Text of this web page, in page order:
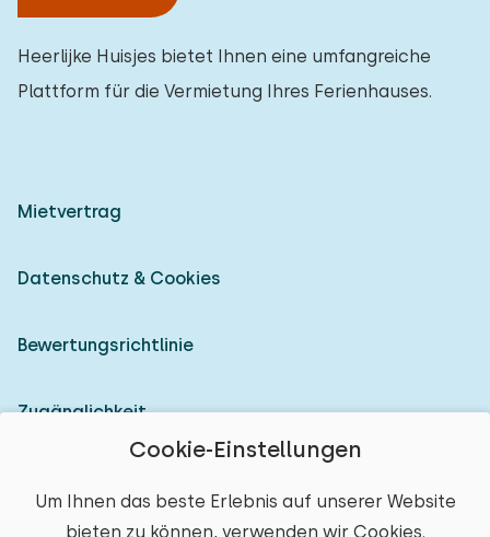
Cookie-Einstellungen
Um Ihnen das beste Erlebnis auf unserer Website
bieten zu können, verwenden wir Cookies.
Heerlijke Huisjes bietet Ihnen eine umfangreiche
Plattform für die Vermietung Ihres Ferienhauses.
Mietvertrag
Datenschutz & Cookies
Bewertungsrichtlinie
Zugänglichkeit